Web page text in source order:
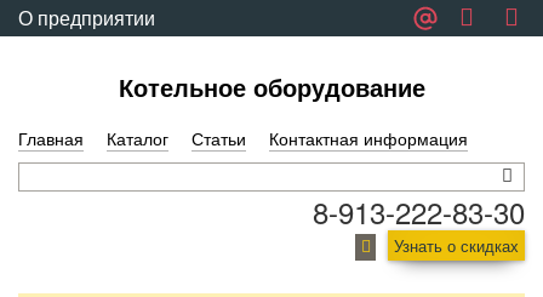
О предприятии
Котельное оборудование
Главная Каталог Статьи Контактная информация
8-913-222-83-30
Узнать о скидках